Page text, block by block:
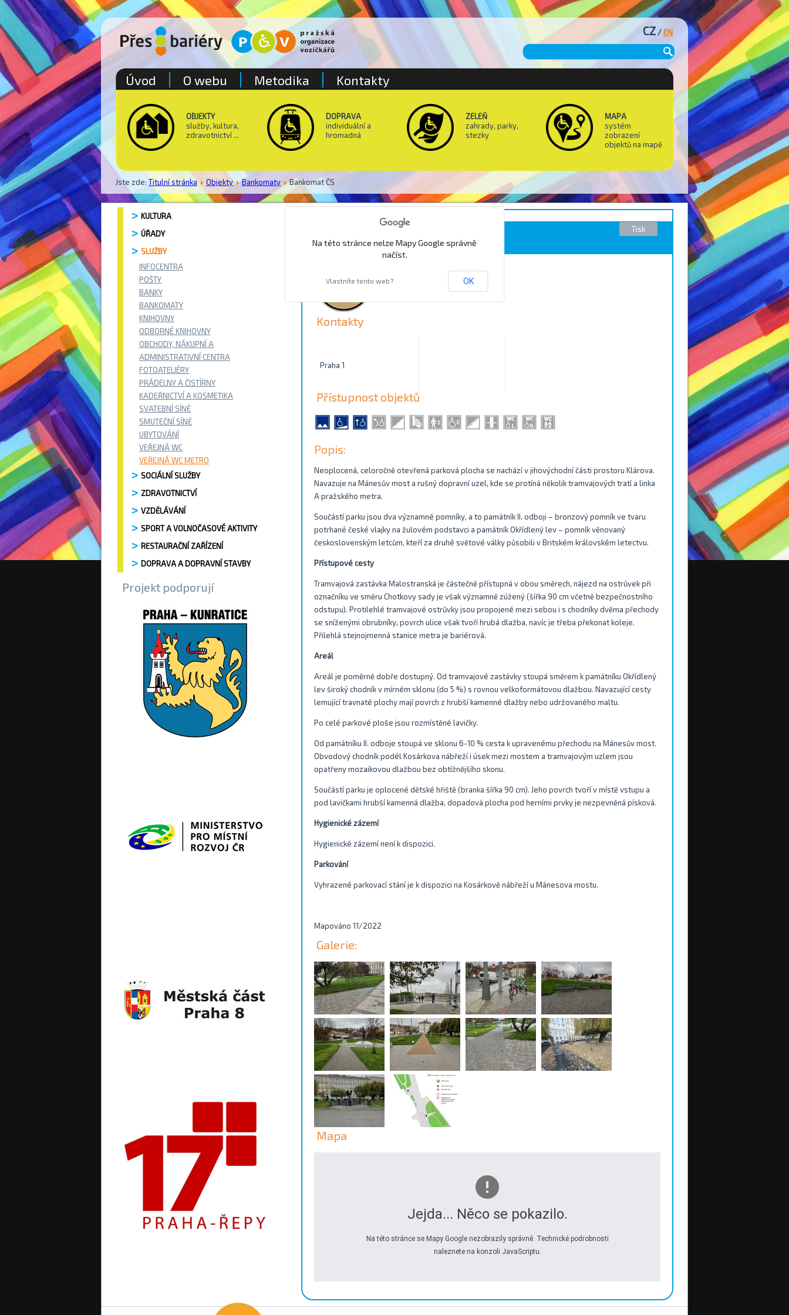
OBJEKTY
služby, kultura,
zdravotnictví ...
DOPRAVA
individuální a
hromadná
ZELEŇ
zahrady, parky,
stezky
MAPA
systém
zobrazení
objektů na mapě
CZ /EN
Jste zde: Titulní stránka Objekty Bankomaty Bankomat ČS
Úvod O webu Metodika Kontakty
KULTURA
ÚŘADY
SLUŽBY
INFOCENTRA
POŠTY
BANKY
BANKOMATY
KNIHOVNY
ODBORNÉ KNIHOVNY
OBCHODY, NÁKUPNÍ A
ADMINISTRATIVNÍ CENTRA
FOTOATELIÉRY
PRÁDELNY A ČISTÍRNY
KADEŘNICTVÍ A KOSMETIKA
SVATEBNÍ SÍNĚ
SMUTEČNÍ SÍNĚ
UBYTOVÁNÍ
VEŘEJNÁ WC
VEŘEJNÁ WC METRO
SOCIÁLNÍ SLUŽBY
ZDRAVOTNICTVÍ
VZDĚLÁVÁNÍ
SPORT A VOLNOČASOVÉ AKTIVITY
RESTAURAČNÍ ZAŘÍZENÍ
DOPRAVA A DOPRAVNÍ STAVBY
Projekt podporují
Tisk
Park Klárov
Kontakty
Praha 1
Přístupnost objektů
Popis:
Neoplocená, celoročně otevřená parková plocha se nachází v jihovýchodní části prostoru Klárova.
Navazuje na Mánesův most a rušný dopravní uzel, kde se protíná několik tramvajových tratí a linka
A pražského metra.
Součástí parku jsou dva významné pomníky, a to památník II. odboji – bronzový pomník ve tvaru
potrhané české vlajky na žulovém podstavci a památník Okřídlený lev – pomník věnovaný
československým letcům, kteří za druhé světové války působili v Britském královském letectvu.
Přístupové cesty
Tramvajová zastávka Malostranská je částečně přístupná v obou směrech, nájezd na ostrůvek při
označníku ve směru Chotkovy sady je však významně zúžený (šířka 90 cm včetně bezpečnostního
odstupu). Protilehlé tramvajové ostrůvky jsou propojené mezi sebou i s chodníky dvěma přechody
se sníženými obrubníky, povrch ulice však tvoří hrubá dlažba, navíc je třeba překonat koleje.
Přilehlá stejnojmenná stanice metra je bariérová.
Areál
Areál je poměrně dobře dostupný. Od tramvajové zastávky stoupá směrem k památníku Okřídlený
lev široký chodník v mírném sklonu (do 5 %) s rovnou velkoformátovou dlažbou. Navazující cesty
lemující travnaté plochy mají povrch z hrubší kamenné dlažby nebo udržovaného maltu.
Po celé parkové ploše jsou rozmístěné lavičky.
Od památníku II. odboje stoupá ve sklonu 6-10 % cesta k upravenému přechodu na Mánesův most.
Obvodový chodník podél Kosárkova nábřeží i úsek mezi mostem a tramvajovým uzlem jsou
opatřeny mozaikovou dlažbou bez obtížnějšího skonu.
Součástí parku je oplocené dětské hřiště (branka šířka 90 cm). Jeho povrch tvoří v místě vstupu a
pod lavičkami hrubší kamenná dlažba, dopadová plocha pod herními prvky je nezpevněná písková.
Hygienické zázemí
Hygienické zázemí není k dispozici.
Parkování
Vyhrazené parkovací stání je k dispozici na Kosárkově nábřeží u Mánesova mostu.
Mapováno 11/2022
Galerie:
Mapa
Jejda... Něco se pokazilo.
Na této stránce se Mapy Google nezobrazily správně. Technické podrobnosti
naleznete na konzoli JavaScriptu.
Na této stránce nelze Mapy Google správně
načíst.
Vlastníte tento web? OK